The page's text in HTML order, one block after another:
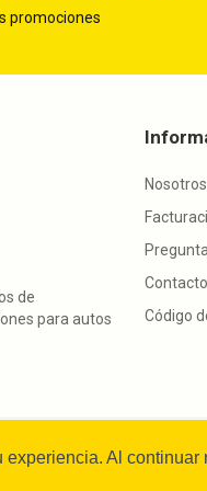
Al continuar
promociones
de
para autos
Nosotros
Contacto
Código
All rights reserved.